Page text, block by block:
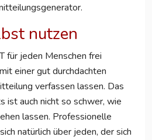
nutzen
für jeden Menschen frei
einer gut durchdachten
verfassen lassen. Das
ist auch nicht so schwer, wie
lassen. Professionelle
natürlich über jeden, der sich